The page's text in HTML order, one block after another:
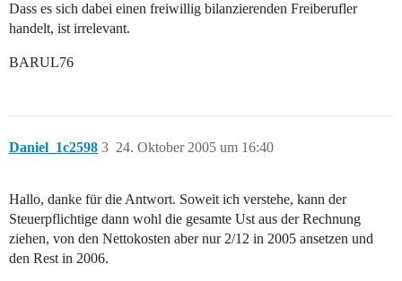
Dass es sich dabei einen freiwillig bilanzierenden Freiberufler
handelt, ist irrelevant.
BARUL76
Daniel_1c2598 24. Oktober 2005 um 16:40
3
Hallo, danke für die Antwort. Soweit ich verstehe, kann der
Steuerpflichtige dann wohl die gesamte Ust aus der Rechnung
ziehen, von den Nettokosten aber nur 2/12 in 2005 ansetzen und
den Rest in 2006.